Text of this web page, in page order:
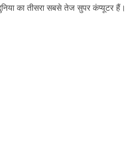
का तीसरा सबसे तेज सुपर कंप्यूटर हैं।